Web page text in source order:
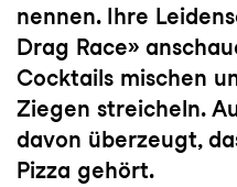
nennen. Ihre
Drag Race»
Cocktails mischen
Ziegen streicheln.
davon überzeugt,
Pizza gehört.